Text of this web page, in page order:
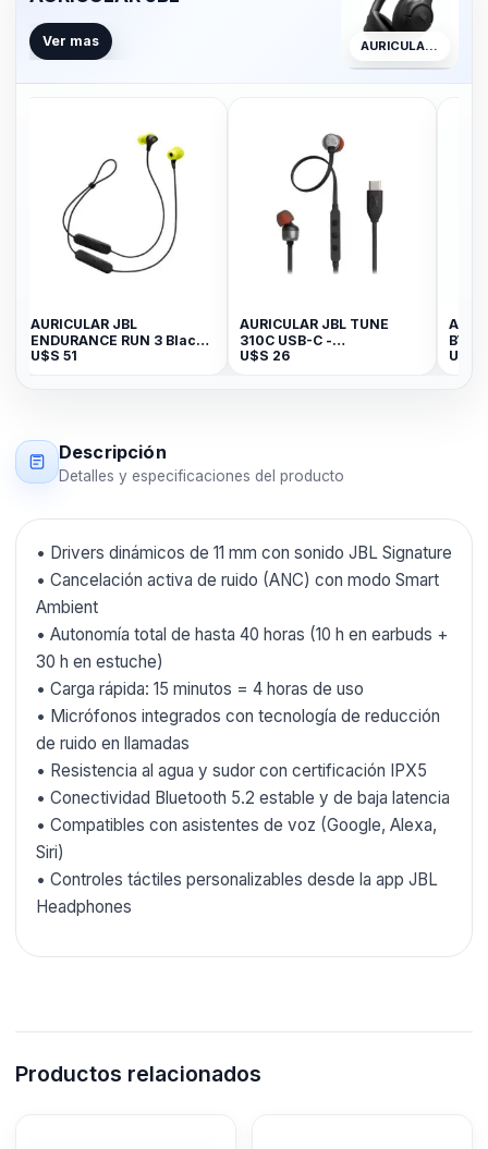
Ver mas AURICULAR JBL
AURICULAR JBL
ENDURANCE RUN 3 Black
Lime
U$S 51
AURICULAR JBL TUNE
310C USB-C -
JBLT310CBLKAM
U$S 26
BT
U$S
Descripción
Detalles y especificaciones del producto
• Drivers dinámicos de 11 mm con sonido JBL Signature
• Cancelación activa de ruido (ANC) con modo Smart
Ambient
• Autonomía total de hasta 40 horas (10 h en earbuds +
30 h en estuche)
• Carga rápida: 15 minutos = 4 horas de uso
• Micrófonos integrados con tecnología de reducción
de ruido en llamadas
• Resistencia al agua y sudor con certificación IPX5
• Conectividad Bluetooth 5.2 estable y de baja latencia
• Compatibles con asistentes de voz (Google, Alexa,
Siri)
• Controles táctiles personalizables desde la app JBL
Headphones
Productos relacionados